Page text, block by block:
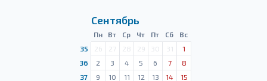
Сентябрь
Пн Вт Ср Чт Пт Сб
Вс
35
26 27 28 29 30 31
1
36
2 3 4 5 6 7
8
37
9 10 11 12 13 14
15